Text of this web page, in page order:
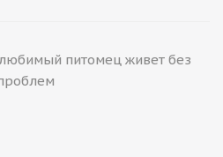
питомец живет без